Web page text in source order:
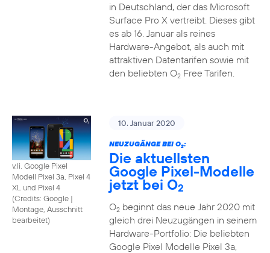
in Deutschland, der das Microsoft
Surface Pro X vertreibt. Dieses gibt
es ab 16. Januar als reines
Hardware-Angebot, als auch mit
attraktiven Datentarifen sowie mit
den beliebten O2Free Tarifen.
v.li. Google Pixel
Modell Pixel 3a, Pixel 4
XL und Pixel 4
(Credits: Google |
Montage, Ausschnitt
bearbeitet)
10. Januar 2020
NEUZUGÄNGE BEI O2:
Die aktuellsten
Google Pixel-Modelle
jetzt bei O2
O2beginnt das neue Jahr 2020 mit
gleich drei Neuzugängen in seinem
Hardware-Portfolio: Die beliebten
Google Pixel Modelle Pixel 3a,